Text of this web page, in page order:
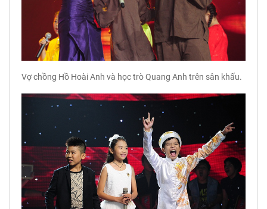
Vợ chồng Hồ Hoài Anh và học trò Quang Anh trên sân khấu.